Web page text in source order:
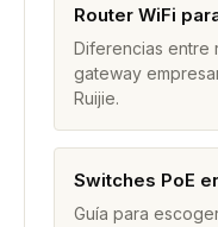
Router WiFi
Diferencias entre
gateway
Ruijie.
Switches PoE
Guía para